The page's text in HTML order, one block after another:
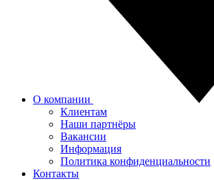
О компании
Клиентам
Наши партнёры
Вакансии
Информация
Политика конфиденциальности
Контакты